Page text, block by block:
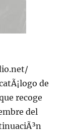
de
recoge
del